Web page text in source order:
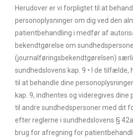
Herudover er vi forpligtet til at
personoplysninger om dig ved den
patientbehandling i medfør af
bekendtgørelse om
(journalføringsbekendtgørelsen)
sundhedslovens kap. 9 • I de tilfælde,
til at behandle dine
kap. 9, indhentes og videregives dine
til andre sundhedspersoner med dit
efter reglerne i sundhedslovens § 42a
brug for afregning for